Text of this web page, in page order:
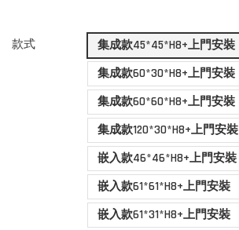
款式
集成款45*45*H8+上門安裝
集成款60*30*H8+上門安裝
集成款60*60*H8+上門安裝
集成款120*30*H8+上門安裝
嵌入款46*46*H8+上門安裝
嵌入款61*61*H8+上門安裝
嵌入款61*31*H8+上門安裝